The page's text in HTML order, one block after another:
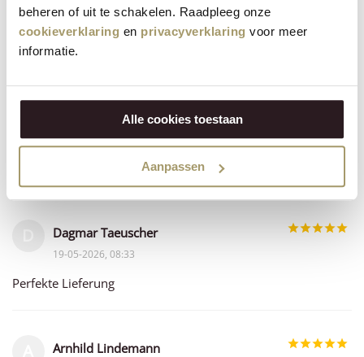
beheren of uit te schakelen. Raadpleeg onze
cookieverklaring en privacyverklaring voor meer
informatie.
Alle cookies toestaan
Aanpassen
Die Auswahl ist toll, für mehr Abwechselung würde ich mir
kleinere Einheiten wünschen
Bozena Dudko
19-05-2026, 13:02
D Dagmar Taeuscher
19-05-2026, 08:33
Perfekte Lieferung
Arnhild Lindemann